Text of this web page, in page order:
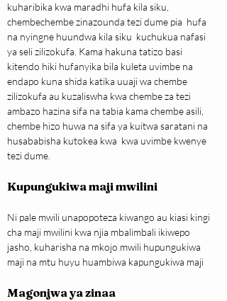
kuharibika kwa maradhi hufa kila siku,
chembechembe zinazounda tezi dume pia  hufa
na nyingne huundwa kila siku  kuchukua nafasi
ya seli zilizokufa. Kama hakuna tatizo basi
kitendo hiki hufanyika bila kuleta uvimbe na
endapo kuna shida katika uuaji wa chembe
zilizokufa au kuzaliswha kwa chembe za tezi
ambazo hazina sifa na tabia kama chembe asili,
chembe hizo huwa na sifa ya kuitwa saratani na
husababisha kutokea kwa  kwa uvimbe kwenye
tezi dume.
Kupungukiwa maji mwilini
Ni pale mwili unapopoteza kiwango au kiasi kingi
cha maji mwilini kwa njia mbalimbali ikiwepo
jasho, kuharisha na mkojo mwili hupungukiwa
maji na mtu huyu huambiwa kapungukiwa maji
Magonjwa ya zinaa